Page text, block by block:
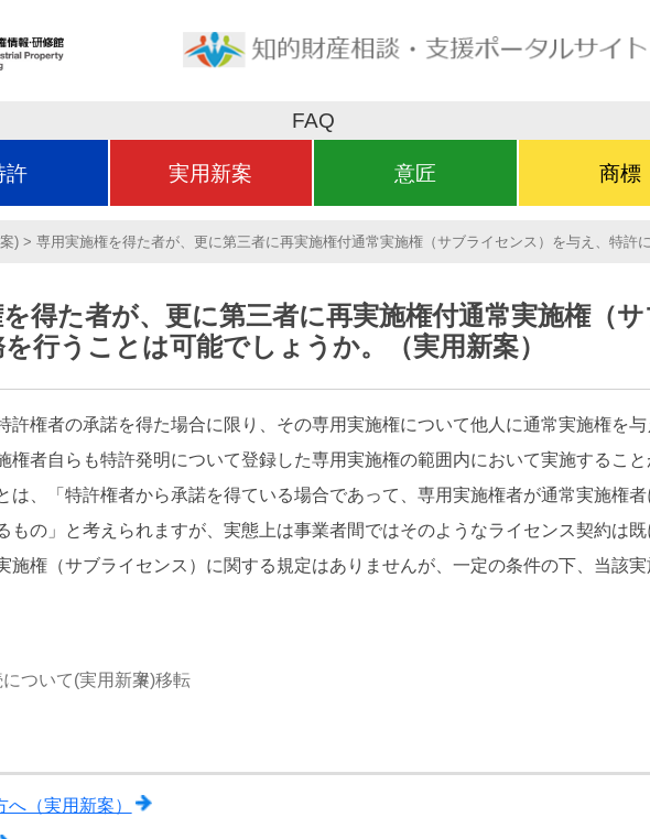
FAQ
許 実用新案 意匠 商標
) 専用実施権を得た者が、更に第三者に再実施権付通常実施権（サブライセンス）を与え、特許
得た者が、更に第三者に再実施権付通常実施権（
行うことは可能でしょうか。（実用新案）
許権者の承諾を得た場合に限り、その専用実施権について他人に通常実施権を
権者自らも特許発明について登録した専用実施権の範囲内において実施するこ
は、「特許権者から承諾を得ている場合であって、専用実施権者が通常実施権
もの」と考えられますが、実態上は事業者間ではそのようなライセンス契約は
施権（サブライセンス）に関する規定はありませんが、一定の条件の下、当該
ついて(実用新案)移転
（実用新案）